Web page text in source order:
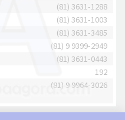
(81) 3631-1288
(81) 3631-1003
(81) 3631-3485
(81) 9 9399-2949
(81) 3631-0443
192
(81) 9 9964-3026